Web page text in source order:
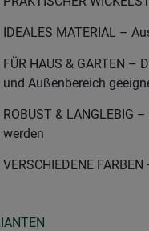
IDEALES MATERIAL –
FÜR HAUS & GARTEN
und Außenbereich
ROBUST & LANGLEBIG
werden
VERSCHIEDENE